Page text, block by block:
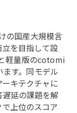
の国産大規模言
を目指して設
軽量版のcotomi
す。同モデル
キテクチャに
延の課題を解
上位のスコア